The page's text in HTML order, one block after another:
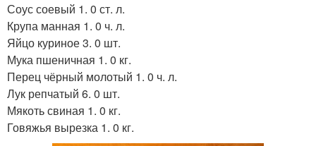
Соус соевый 1. 0 ст. л.
Крупа манная 1. 0 ч. л.
Яйцо куриное 3. 0 шт.
Мука пшеничная 1. 0 кг.
Перец чёрный молотый 1. 0 ч. л.
Лук репчатый 6. 0 шт.
Мякоть свиная 1. 0 кг.
Говяжья вырезка 1. 0 кг.